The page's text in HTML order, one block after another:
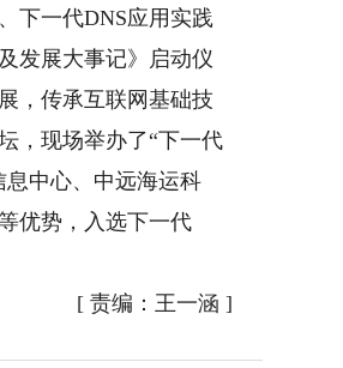
下一代DNS应用实践
发展大事记》启动仪
，传承互联网基础技
，现场举办了“下一代
中心、中远海运科
优势，入选下一代
[ 责编：王一涵 ]